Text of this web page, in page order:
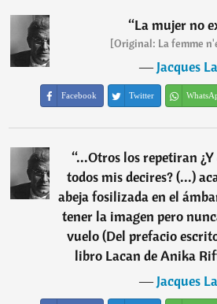
“La mujer no
[Original: La femme
―Jacques
Facebook Twitter
“...Otros los repetiran
todos mis decires? (...)
abeja fosilizada en el
tener la imagen pero
vuelo (Del prefacio
libro Lacan de Anika
―Jacques